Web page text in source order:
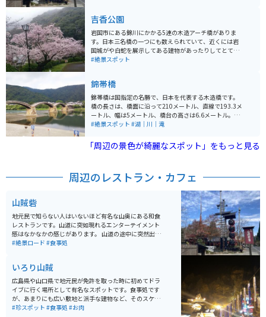
す。
吉香公園
岩国市にある錦川にかかる5連の木造アーチ橋がありま
す。日本三名橋の一つにも数えられていて、近くには岩
国城がや白蛇を展示してある建物があったりしてとても
歴史を感じられる場所です。 春には桜が満開になり桜を
近くまで車で行くことができます。年中楽しめる場所な
のでぜひオススメです。
#絶景スポット
錦帯橋
錦帯橋は国指定の名勝で、日本を代表する木造橋です。
橋の長さは、橋面に沿って210メートル、直線で193.3メ
ートル、幅は5メートル、橋台の高さは6.6メートル。巻
きガネとカスガイを使った「木組みの技法」で造られて
#絶景スポット #湖｜川｜滝
「周辺の景色が綺麗なスポット」をもっと見る
周辺のレストラン・カフェ
山賊砦
地元民で知らない人はいないほど有名な山奥にある和食
レストランです。山道に突如現れるエンターテイメント
感はなかなかの感じがあります。 山道の途中に突然出現
するので、知らずに出会ったらなかなかのビックリしま
す。
#絶景ロード #食事処
いろり山賊
広島県や山口県で地元民が免許を取った時に初めてドラ
イブに行く場所として有名なスポットです。食事処です
が、あまりにも広い敷地と派手な建物など、そのスケー
ルに初めて行った人は驚きます。大きな鶏のモモを焼い
#珍スポット #食事処 #お肉